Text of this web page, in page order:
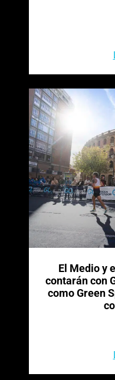
El Medio y
contarán con
como Green